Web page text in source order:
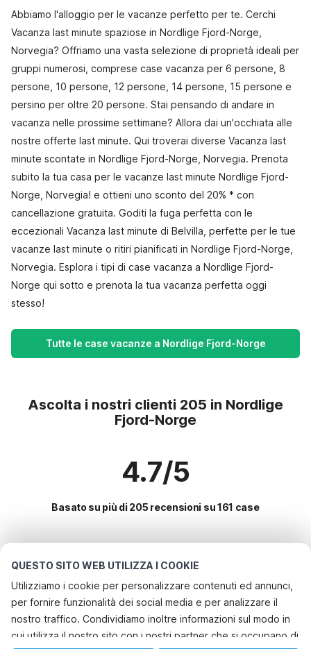
QUESTO SITO WEB UTILIZZA I COOKIE
Utilizziamo i cookie per personalizzare contenuti ed annunci,
per fornire funzionalità dei social media e per analizzare il
nostro traffico. Condividiamo inoltre informazioni sul modo in
cui utilizza il nostro sito con i nostri partner che si occupano di
Abbiamo l'alloggio per le vacanze perfetto per te. Cerchi
Vacanza last minute spaziose in Nordlige Fjord-Norge,
Norvegia? Offriamo una vasta selezione di proprietà ideali per
gruppi numerosi, comprese case vacanza per 6 persone, 8
persone, 10 persone, 12 persone, 14 persone, 15 persone e
persino per oltre 20 persone. Stai pensando di andare in
vacanza nelle prossime settimane? Allora dai un'occhiata alle
nostre offerte last minute. Qui troverai diverse Vacanza last
minute scontate in Nordlige Fjord-Norge, Norvegia. Prenota
subito la tua casa per le vacanze last minute Nordlige Fjord-
Norge, Norvegia! e ottieni uno sconto del 20% * con
cancellazione gratuita. Goditi la fuga perfetta con le
eccezionali Vacanza last minute di Belvilla, perfette per le tue
vacanze last minute o ritiri pianificati in Nordlige Fjord-Norge,
Norvegia. Esplora i tipi di case vacanza a Nordlige Fjord-
Norge qui sotto e prenota la tua vacanza perfetta oggi
stesso!
Tutte le case vacanze a Nordlige Fjord-Norge
Ascolta i nostri clienti 205 in Nordlige
Fjord-Norge
4.7/5
Basato su più di 205 recensioni su 161 case
Le destinazioni più popolari per le
vacanze
Servizi più popolari per le vacanze in Nordlige fjord-norge
Casa vacanze con barbecue
Le migliori regioni con i migliori servizi per le vacanze